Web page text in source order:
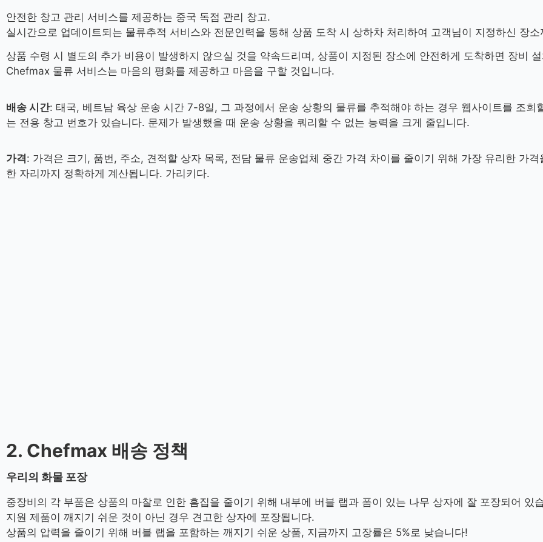
안전한 창고 관리 서비스를 제공하는 중국 독점 관리 창고.
실시간으로 업데이트되는 물류추적 서비스와 전문인력을 통해 상품 도착 시 상하차 처리하여 고객님이 지정하신 장
상품 수령 시 별도의 추가 비용이 발생하지 않으실 것을 약속드리며, 상품이 지정된 장소에 안전하게 도착하면 장비
Chefmax 물류 서비스는 마음의 평화를 제공하고 마음을 구할 것입니다.
배송 시간: 태국, 베트남 육상 운송 시간 7-8일, 그 과정에서 운송 상황의 물류를 추적해야 하는 경우 웹사이트를 조
는 전용 창고 번호가 있습니다. 문제가 발생했을 때 운송 상황을 쿼리할 수 없는 능력을 크게 줄입니다.
가격: 가격은 크기, 품번, 주소, 견적할 상자 목록, 전담 물류 운송업체 중간 가격 차이를 줄이기 위해 가장 유리한 가
한 자리까지 정확하게 계산됩니다. 가리키다.
2. Chefmax 배송 정책
우리의 화물 포장
중장비의 각 부품은 상품의 마찰로 인한 흠집을 줄이기 위해 내부에 버블 랩과 폼이 있는 나무 상자에 잘 포장되어 있
지원 제품이 깨지기 쉬운 것이 아닌 경우 견고한 상자에 포장됩니다.
상품의 압력을 줄이기 위해 버블 랩을 포함하는 깨지기 쉬운 상품, 지금까지 고장률은 5%로 낮습니다!